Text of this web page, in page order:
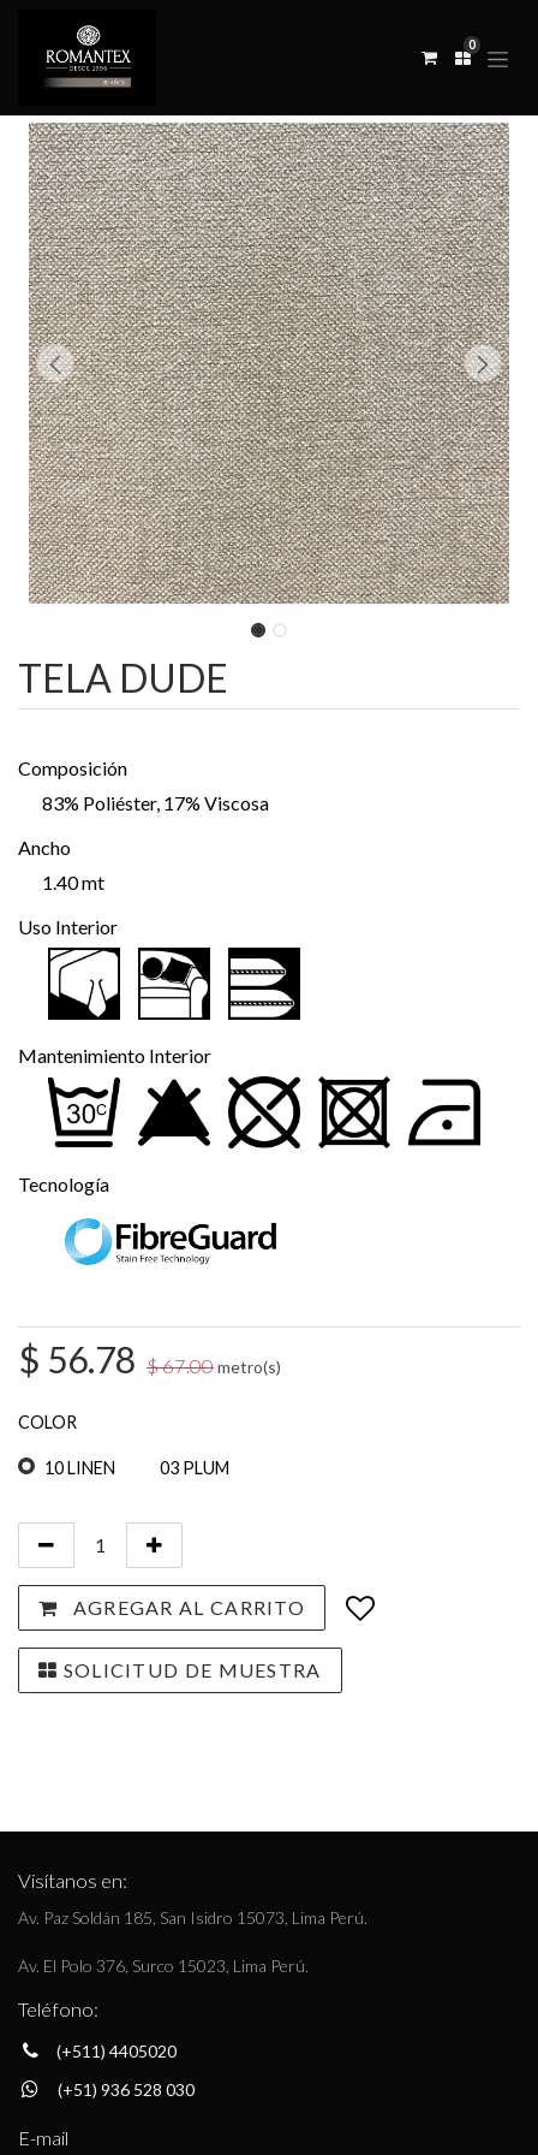
0
TELA DUDE
Composición
83% Poliéster, 17% Viscosa
Ancho
1.40 mt
Uso Interior
Mantenimiento Interior
Tecnología
$ 56.78 $67.00metro(s)
COLOR
10 LINEN 03 PLUM
AGREGAR AL CARRITO
SOLICITUD DE MUESTRA
Visítanos en:
Av. Paz Soldán 185, San Isidro 15073, Lima Perú.
Av. El Polo 376, Surco 15023, Lima Perú.
Teléfono:
(+511) 4405020
(+51) 936 528 030
E-mail